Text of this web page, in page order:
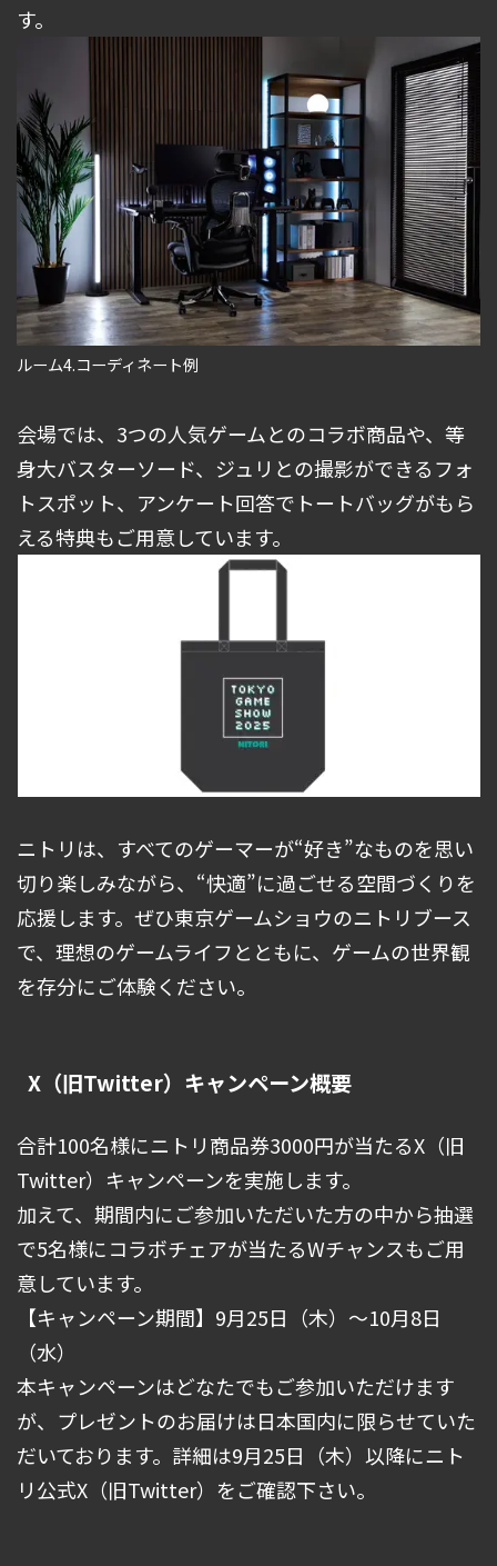
す。
ルーム4.コーディネート例
会場では、3つの人気ゲームとのコラボ商品や、等
身大バスターソード、ジュリとの撮影ができるフォ
トスポット、アンケート回答でトートバッグがもら
える特典もご用意しています。
ニトリは、すべてのゲーマーが“好き”なものを思い
切り楽しみながら、“快適”に過ごせる空間づくりを
応援します。ぜひ東京ゲームショウのニトリブース
で、理想のゲームライフとともに、ゲームの世界観
を存分にご体験ください。
X（旧Twitter）キャンペーン概要
合計100名様にニトリ商品券3000円が当たるX（旧
Twitter）キャンペーンを実施します。
加えて、期間内にご参加いただいた方の中から抽選
で5名様にコラボチェアが当たるWチャンスもご用
意しています。
【キャンペーン期間】9月25日（木）～10月8日
（水）
本キャンペーンはどなたでもご参加いただけます
が、プレゼントのお届けは日本国内に限らせていた
だいております。詳細は9月25日（木）以降にニト
リ公式X（旧Twitter）をご確認下さい。